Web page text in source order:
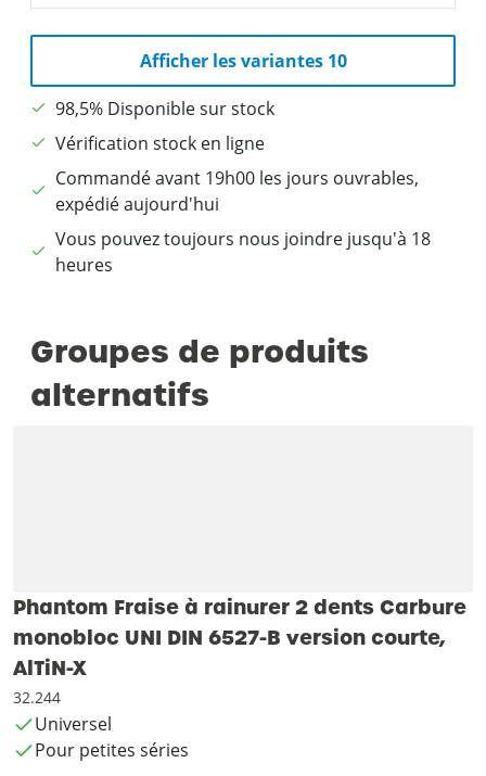
Afficher les variantes 10
98,5% Disponible sur stock
Vérification stock en ligne
Commandé avant 19h00 les jours ouvrables,
expédié aujourd'hui
Vous pouvez toujours nous joindre jusqu'à 18
heures
Groupes de produits
alternatifs
Phantom Fraise à rainurer 2 dents Carbure
monobloc UNI DIN 6527-B version courte,
AlTiN-X
32.244
Universel
Pour petites séries